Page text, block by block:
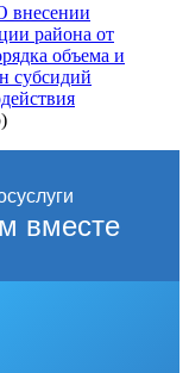
внесении
района от
объема и
субсидий
вместе